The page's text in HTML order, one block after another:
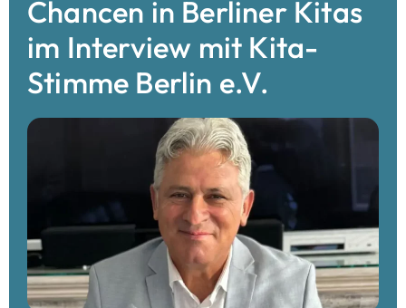
Chancen in Berliner Kitas
im Interview mit Kita-
Stimme Berlin e.V.